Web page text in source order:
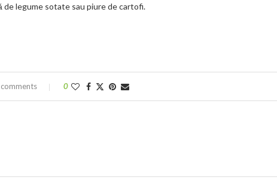
legume sotate sau piure de cartofi.
0